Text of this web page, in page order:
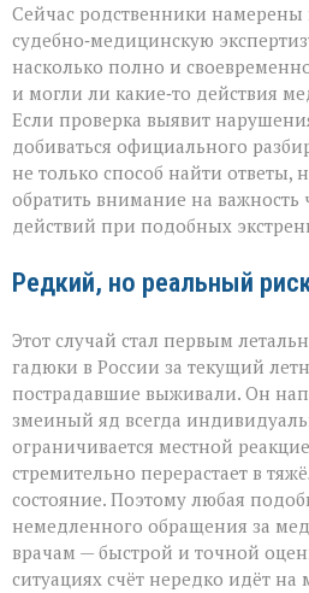
Сейчас родственники намерены
судебно‑медицинскую
насколько полно и
и могли ли какие‑то действия
Если проверка выявит
добиваться официального
не только способ найти ответы,
обратить внимание на важность
действий при подобных
Редкий, но реальный
Этот случай стал первым
гадюки в России за текущий
пострадавшие выживали. Он
змеиный яд всегда
ограничивается местной
стремительно перерастает в
состояние. Поэтому любая
немедленного обращения за
врачам — быстрой и точной
ситуациях счёт нередко идёт на